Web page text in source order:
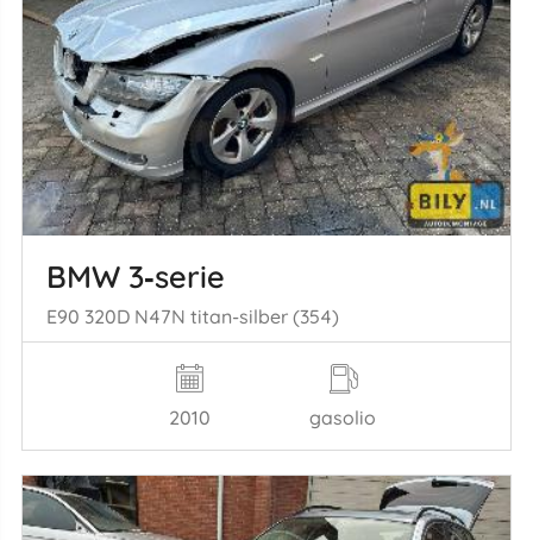
BMW 3‑serie
E90 320D N47N titan-silber (354)
2010 gasolio